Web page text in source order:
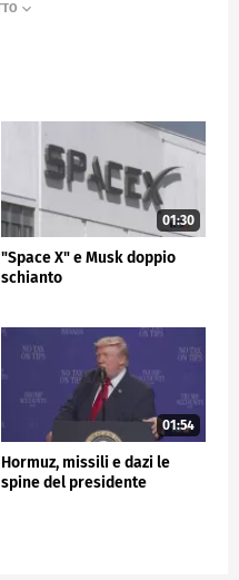
01:30
"Space X" e Musk doppio
schianto
01:54
Hormuz, missili e dazi le
spine del presidente